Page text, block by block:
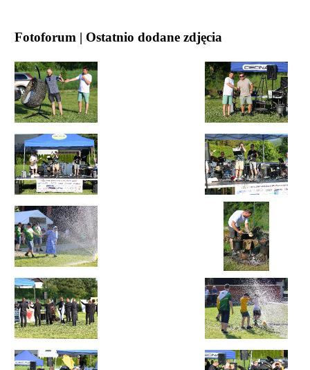
Fotoforum | Ostatnio dodane zdjęcia